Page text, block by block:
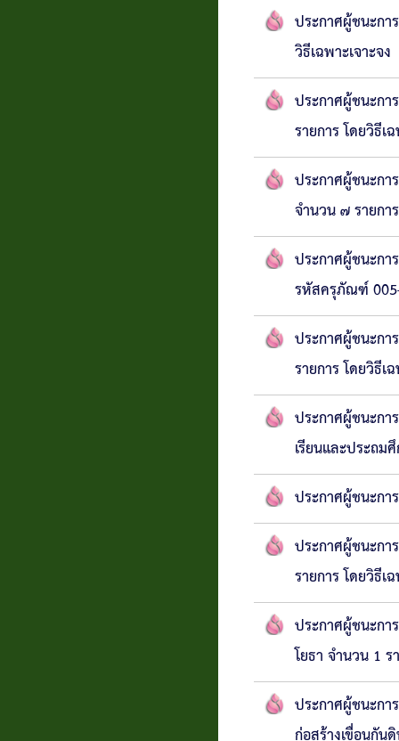
ประกาศผู้ชนะกา
วิธีเฉพาะเจาะจง
ประกาศผู้ชนะกา
รายการ โดยวิธีเ
ประกาศผู้ชนะก
จำนวน ๗ รายกา
ประกาศผู้ชนะกา
รหัสครุภัณฑ์
ประกาศผู้ชนะก
รายการ โดยวิธีเ
ประกาศผู้ชนะกา
เรียนและประถม
ประกาศผู้ชนะกา
ประกาศผู้ชนะก
รายการ โดยวิธีเ
ประกาศผู้ชนะกา
โยธา จำนวน 1 ร
ประกาศผู้ชนะกา